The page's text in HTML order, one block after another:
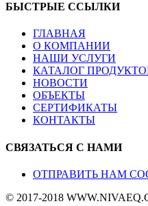
БЫСТРЫЕ ССЫЛКИ
ГЛАВНАЯ
О КОМПАНИИ
НАШИ УСЛУГИ
КАТАЛОГ
НОВОСТИ
ОБЪЕКТЫ
СЕРТИФИКАТЫ
КОНТАКТЫ
СВЯЗАТЬСЯ С НАМИ
ОТПРАВИТЬ НАМ
© 2017-2018